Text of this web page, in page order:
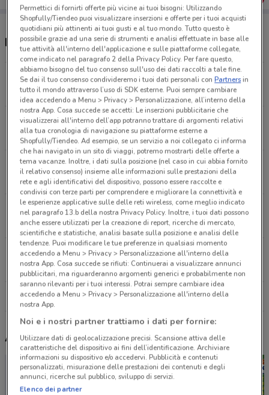
Negozi Kiko e orari
Corso C.Zanardelli, 21/23 Brescia
339 m
Via Fratello Ugoni Brescia
1.4 km
Via D'Antona E Biagi, 9 Roncadelle
4.8 km
Viale E. Mattei, 37/39 Roncadelle
5.5 km
Piazza Cascina Moie, 1 Rodengo Saiano
9.4 km
Tutti i negozi KIKO
Altri volantini nelle vicinanze
Permettici di fornirti offerte più vicine ai tuoi bisogni: Utilizzando
Shopfully/Tiendeo puoi visualizzare inserzioni e offerte per i tuoi acquisti
quotidiani più attinenti ai tuoi gusti e al tuo mondo. Tutto questo è
possibile grazie ad una serie di strumenti e analisi effettuate in base alle
tue attività all'interno dell'applicazione e sulle piattaforme collegate,
come indicato nel paragrafo 2 della Privacy Policy. Per fare questo,
abbiamo bisogno del tuo consenso sull'uso dei dati raccolti a tale fine.
Se dai il tuo consenso condivideremo i tuoi dati personali conPartnersin
tutto il mondo attraverso l’uso di SDK esterne. Puoi sempre cambiare
idea accedendo a Menu > Privacy > Personalizzazione, all’interno della
nostra App. Cosa succede se accetti: Le inserzioni pubblicitarie che
visualizzerai all'interno dell’app potranno trattare di argomenti relativi
alla tua cronologia di navigazione su piattaforme esterne a
Shopfully/Tiendeo. Ad esempio, se un servizio a noi collegato ci informa
che hai navigato in un sito di viaggi, potremo mostrarti delle offerte a
tema vacanze. Inoltre, i dati sulla posizione (nel caso in cui abbia fornito
il relativo consenso) insieme alle informazioni sulle prestazioni della
rete e agli identificativi del dispositivo, possono essere raccolte e
condivisi con terze parti per comprendere e migliorare la connettività e
le esperienze applicative sulle delle reti wireless, come meglio indicato
nel paragrafo 13.b della nostra Privacy Policy. Inoltre, i tuoi dati possono
anche essere utilizzati per la creazione di report, ricerche di mercato,
scientifiche e statistiche, analisi basate sulla posizione e analisi delle
tendenze. Puoi modificare le tue preferenze in qualsiasi momento
accedendo a Menu > Privacy > Personalizzazione all'interno della
nostra App. Cosa succede se rifiuti: Continuerai a visualizzare annunci
pubblicitari, ma riguarderanno argomenti generici e probabilmente non
saranno rilevanti per i tuoi interessi. Potrai sempre cambiare idea
accedendo a Menu > Privacy > Personalizzazione all'interno della
nostra App.
Noi e i nostri partner trattiamo i dati per fornire:
Utilizzare dati di geolocalizzazione precisi. Scansione attiva delle
caratteristiche del dispositivo ai fini dell’identificazione. Archiviare
informazioni su dispositivo e/o accedervi. Pubblicità e contenuti
personalizzati, misurazione delle prestazioni dei contenuti e degli
annunci, ricerche sul pubblico, sviluppo di servizi.
Elenco dei partner